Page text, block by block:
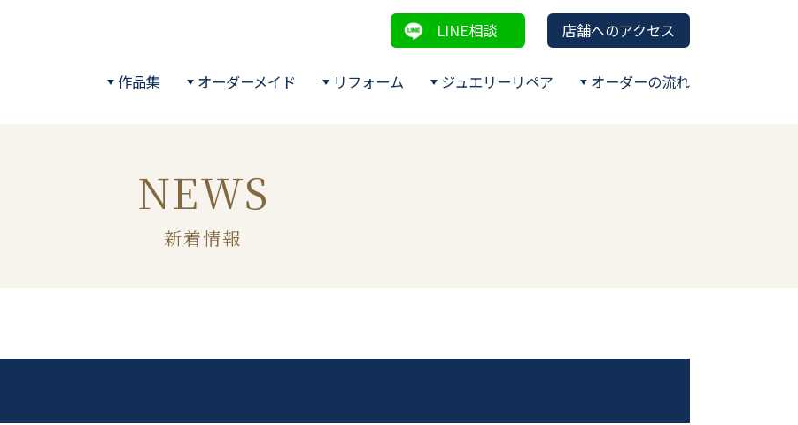
LINE相談 店舗へのアクセス
作品集 オーダーメイド リフォーム ジュエリーリペア オーダーの流れ
NEWS
新着情報